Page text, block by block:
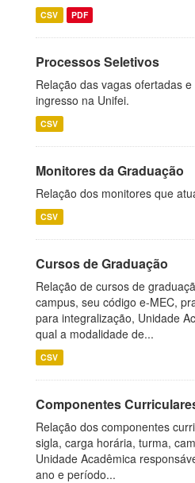
CSV PDF
Processos Seletivos
Relação das vagas ofertadas
ingresso na Unifei.
CSV
Monitores da Graduação
Relação dos monitores que
CSV
Cursos de Graduação
Relação de cursos de
campus, seu código e-MEC,
para integralização, Unidade
qual a modalidade de...
CSV
Componentes
Relação dos componentes
sigla, carga horária, turma,
Unidade Acadêmica
ano e período...